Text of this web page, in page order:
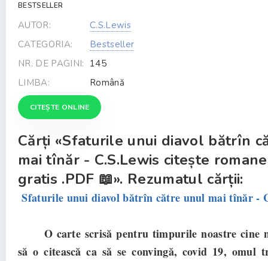
BESTSELLER
AUTOR:
C.S.Lewis
CATEGORIA:
Bestseller
NR. DE PAGINI: 145
LIMBA:
Română
CITEȘTE ONLINE
Cărți «Sfaturile unui diavol bătrîn
mai tînăr - C.S.Lewis citește
gratis .PDF 📖». Rezumatul cărții:
Sfaturile unui diavol bătrîn către unul mai tînăr -
O carte scrisă pentru timpurile noastre cine
să o citească ca să se convingă, covid 19, omul